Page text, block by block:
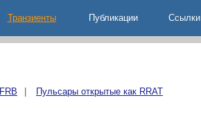
Транзиенты Публикации Ccылки
Пульсары открытые как RRAT